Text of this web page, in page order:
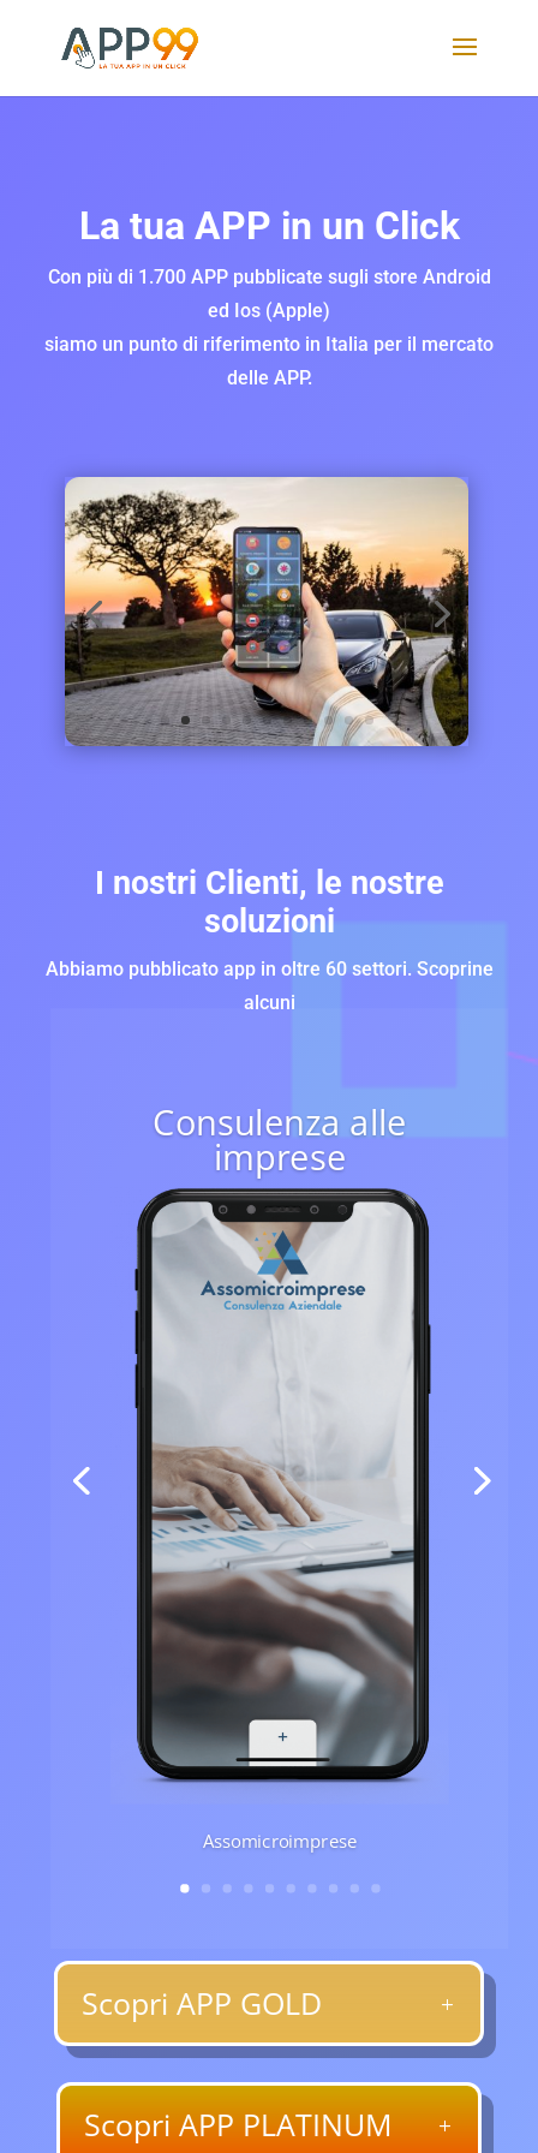
La tua APP in un Click
Con più di 1.700 APP pubblicate sugli store Android
ed Ios (Apple)
siamo un punto di riferimento in Italia per il mercato
delle APP.
I nostri Clienti, le nostre
soluzioni
Abbiamo pubblicato app in oltre 60 settori. Scoprine
alcuni
Consulenza alle
imprese
Assomicroimprese
Scopri APP GOLD
Scopri APP PLATINUM